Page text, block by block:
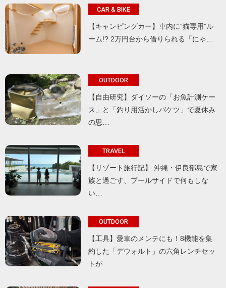
CAR & BIKE
【キャンピングカー】車内に“猫専用”ル
ーム!? 2万円台から借りられる「にゃ…
OUTDOOR
【自由研究】ダイソーの「お魚計測ケー
ス」と「釣り用活かしバケツ」で夏休み
の思…
TRAVEL
【リゾート旅行記】 沖縄・伊良部島で家
族と過ごす、プールサイドで何もしな
い…
OUTDOOR
【工具】愛車のメンテにも！8機能を集
約した「デウォルト」の六角レンチセッ
トが…